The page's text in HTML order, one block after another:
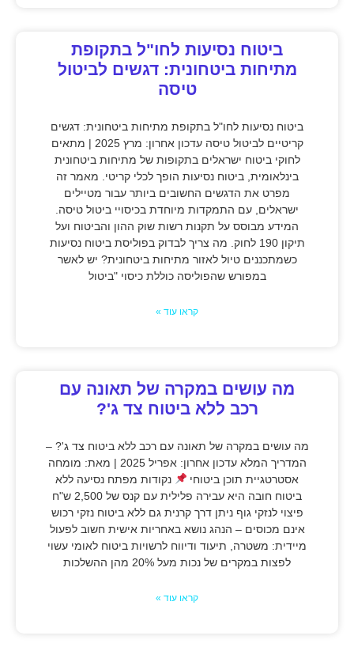
ביטוח נסיעות לחו"ל בתקופת
מתיחות ביטחונית: דגשים לביטול
טיסה
ביטוח נסיעות לחו"ל בתקופת מתיחות ביטחונית: דגשים
קריטיים לביטול טיסה עדכון אחרון: מרץ 2025 | מתאים
לחוקי ביטוח ישראלים בתקופות של מתיחות ביטחונית
בינלאומית, ביטוח נסיעות הופך לכלי קריטי. מאמר זה
מפרט את הדגשים החשובים ביותר עבור מטיילים
ישראלים, עם התמקדות מיוחדת בכיסויי ביטול טיסה.
המידע מבוסס על תקנות רשות שוק ההון והביטוח ועל
תיקון 190 לחוק. מה צריך לבדוק בפוליסת ביטוח נסיעות
כשמתכננים טיול לאזור מתיחות ביטחונית? יש לאשר
במפורש שהפוליסה כוללת כיסוי "ביטול
קראו עוד »
מה עושים במקרה של תאונה עם
רכב ללא ביטוח צד ג'?
מה עושים במקרה של תאונה עם רכב ללא ביטוח צד ג'? –
המדריך המלא עדכון אחרון: אפריל 2025 | מאת: מומחה
אסטרטגיית תוכן ביטוחי
נקודות מפתח נסיעה ללא
ביטוח חובה היא עבירה פלילית עם קנס של 2,500 ש"ח
פיצוי לנזקי גוף ניתן דרך קרנית גם ללא ביטוח נזקי רכוש
אינם מכוסים – הנהג נושא באחריות אישית חשוב לפעול
מיידית: משטרה, תיעוד ודיווח לרשויות ביטוח לאומי עשוי
לפצות במקרים של נכות מעל 20% מהן ההשלכות
קראו עוד »